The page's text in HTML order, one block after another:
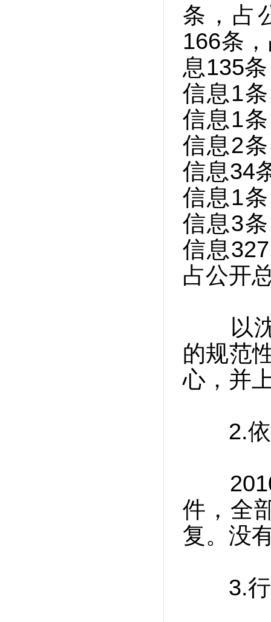
条，占
166条
息135
信息1
信息1
信息2
信息34
信息1
信息3
信息
占公开
以沈
的规范
心，并
2.依
2010
件，全
复。没
3.行